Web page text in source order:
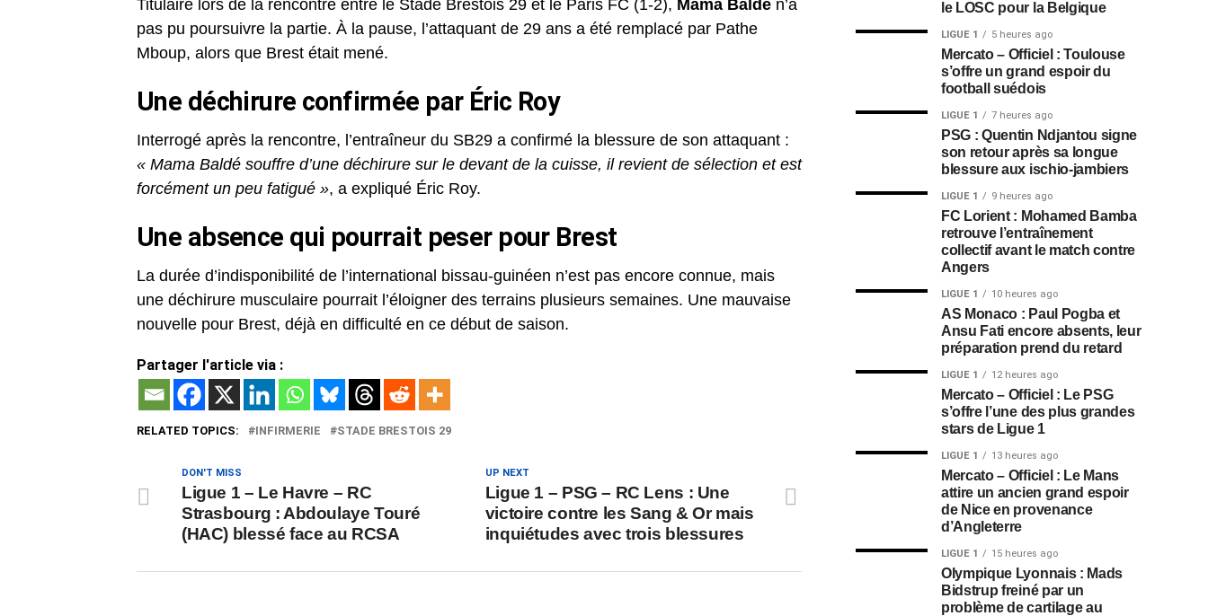
Titulaire lors de la rencontre entre le Stade Brestois 29 et le Paris FC (1-2), Mama Baldé n’a
pas pu poursuivre la partie. À la pause, l’attaquant de 29 ans a été remplacé par Pathe
Mboup, alors que Brest était mené.
Une déchirure confirmée par Éric Roy
Interrogé après la rencontre, l’entraîneur du SB29 a confirmé la blessure de son attaquant :
« Mama Baldé souffre d’une déchirure sur le devant de la cuisse, il revient de sélection et est
forcément un peu fatigué », a expliqué Éric Roy.
Une absence qui pourrait peser pour Brest
La durée d’indisponibilité de l’international bissau-guinéen n’est pas encore connue, mais
une déchirure musculaire pourrait l’éloigner des terrains plusieurs semaines. Une mauvaise
nouvelle pour Brest, déjà en difficulté en ce début de saison.
Partager l'article via :
RELATED TOPICS: INFIRMERIE STADE BRESTOIS 29
UP NEXT
Ligue 1 – PSG – RC Lens : Une
victoire contre les Sang & Or mais
inquiétudes avec trois blessures
DON'T MISS
Ligue 1 – Le Havre – RC
Strasbourg : Abdoulaye Touré
(HAC) blessé face au RCSA
le LOSC pour la Belgique
LIGUE 1 5 heures ago
Mercato – Officiel : Toulouse
s’offre un grand espoir du
football suédois
LIGUE 1 7 heures ago
PSG : Quentin Ndjantou signe
son retour après sa longue
blessure aux ischio-jambiers
LIGUE 1 9 heures ago
FC Lorient : Mohamed Bamba
retrouve l’entraînement
collectif avant le match contre
Angers
LIGUE 1 10 heures ago
AS Monaco : Paul Pogba et
Ansu Fati encore absents, leur
préparation prend du retard
LIGUE 1 12 heures ago
Mercato – Officiel : Le PSG
s’offre l’une des plus grandes
stars de Ligue 1
LIGUE 1 13 heures ago
Mercato – Officiel : Le Mans
attire un ancien grand espoir
de Nice en provenance
d’Angleterre
LIGUE 1 15 heures ago
Olympique Lyonnais : Mads
Bidstrup freiné par un
problème de cartilage au